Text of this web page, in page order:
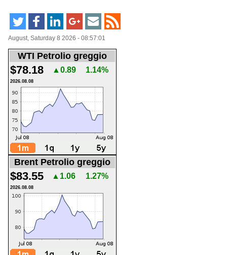
August, Saturday 8 2026 - 08:57:01
WTI Petrolio greggio
$78.18 ▲0.89 1.14%
2026.08.08
Brent Petrolio greggio
$83.55 ▲1.06 1.27%
2026.08.08